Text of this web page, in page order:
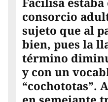
consorcio
sujeto que al
bien, pues la
término
y con un
“cochototas”.